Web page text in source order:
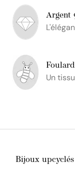
Argent
Un
Bijoux upcyclés